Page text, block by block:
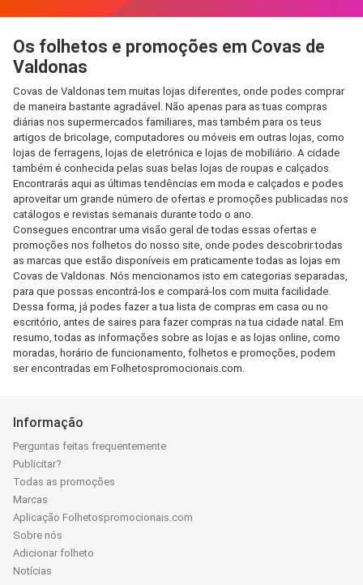
Os folhetos e promoções em Covas de
Valdonas
Covas de Valdonas tem muitas lojas diferentes, onde podes comprar
de maneira bastante agradável. Não apenas para as tuas compras
diárias nos supermercados familiares, mas também para os teus
artigos de bricolage, computadores ou móveis em outras lojas, como
lojas de ferragens, lojas de eletrónica e lojas de mobiliário. A cidade
também é conhecida pelas suas belas lojas de roupas e calçados.
Encontrarás aqui as últimas tendências em moda e calçados e podes
aproveitar um grande número de ofertas e promoções publicadas nos
catálogos e revistas semanais durante todo o ano.
Consegues encontrar uma visão geral de todas essas ofertas e
promoções nos folhetos do nosso site, onde podes descobrir todas
as marcas que estão disponíveis em praticamente todas as lojas em
Covas de Valdonas. Nós mencionamos isto em categorias separadas,
para que possas encontrá-los e compará-los com muita facilidade.
Dessa forma, já podes fazer a tua lista de compras em casa ou no
escritório, antes de saires para fazer compras na tua cidade natal. Em
resumo, todas as informações sobre as lojas e as lojas online, como
moradas, horário de funcionamento, folhetos e promoções, podem
ser encontradas em Folhetospromocionais.com.
Informação
Perguntas feitas frequentemente
Publicitar?
Todas as promoções
Marcas
Aplicação Folhetospromocionais.com
Sobre nós
Adicionar folheto
Notícias